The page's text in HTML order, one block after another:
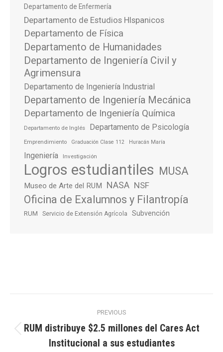
Departamento de Enfermería
Departamento de Estudios HIspanicos
Departamento de Física
Departamento de Humanidades
Departamento de Ingeniería Civil y
Agrimensura
Departamento de Ingeniería Industrial
Departamento de Ingeniería Mecánica
Departamento de Ingeniería Química
Departamento de Inglés Departamento de Psicología
Emprendimiento Graduación Clase 112 Huracán María
Ingeniería Investigación
Logros estudiantiles MUSA
Museo de Arte del RUM NASA NSF
Oficina de Exalumnos y Filantropía
RUM Servicio de Extensión Agrícola Subvención
navigation
PREVIOUS
post:
RUM distribuye $2.5 millones del Cares Act
Institucional a sus estudiantes